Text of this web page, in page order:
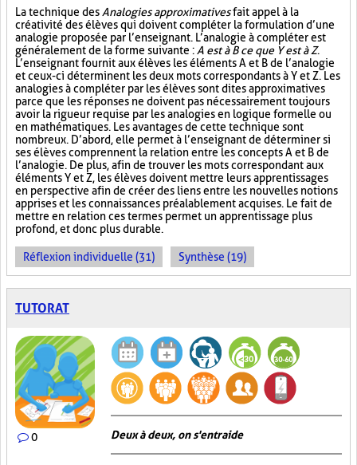
La technique des Analogies approximativesfait appel à la
créativité des élèves qui doivent compléter la formulation d’une
analogie proposée par l’enseignant. L’analogie à compléter est
généralement de la forme suivante : A est à B ce que Y est à Z.
L’enseignant fournit aux élèves les éléments A et B de l’analogie
et ceux-ci déterminent les deux mots correspondants à Y et Z. Les
analogies à compléter par les élèves sont dites approximatives
parce que les réponses ne doivent pas nécessairement toujours
avoir la rigueur requise par les analogies en logique formelle ou
en mathématiques. Les avantages de cette technique sont
nombreux. D’abord, elle permet à l’enseignant de déterminer si
ses élèves comprennent la relation entre les concepts A et B de
l’analogie. De plus, afin de trouver les mots correspondant aux
éléments Y et Z, les élèves doivent mettre leurs apprentissages
en perspective afin de créer des liens entre les nouvelles notions
apprises et les connaissances préalablement acquises. Le fait de
mettre en relation ces termes permet un apprentissage plus
profond, et donc plus durable.
Réflexion individuelle (31) Synthèse (19)
TUTORAT
0 Deux à deux, on s'entraide